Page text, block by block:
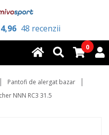
4,96 48 recenzii
0
Pantofi de alergat bazar
NNN RC3 31.5